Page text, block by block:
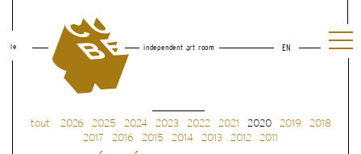
le independent art room EN
tout 2026 2025 2024 2023 2022 2021 2020 2019
2018
2017
2016 2015 2014 2013 2012 2011